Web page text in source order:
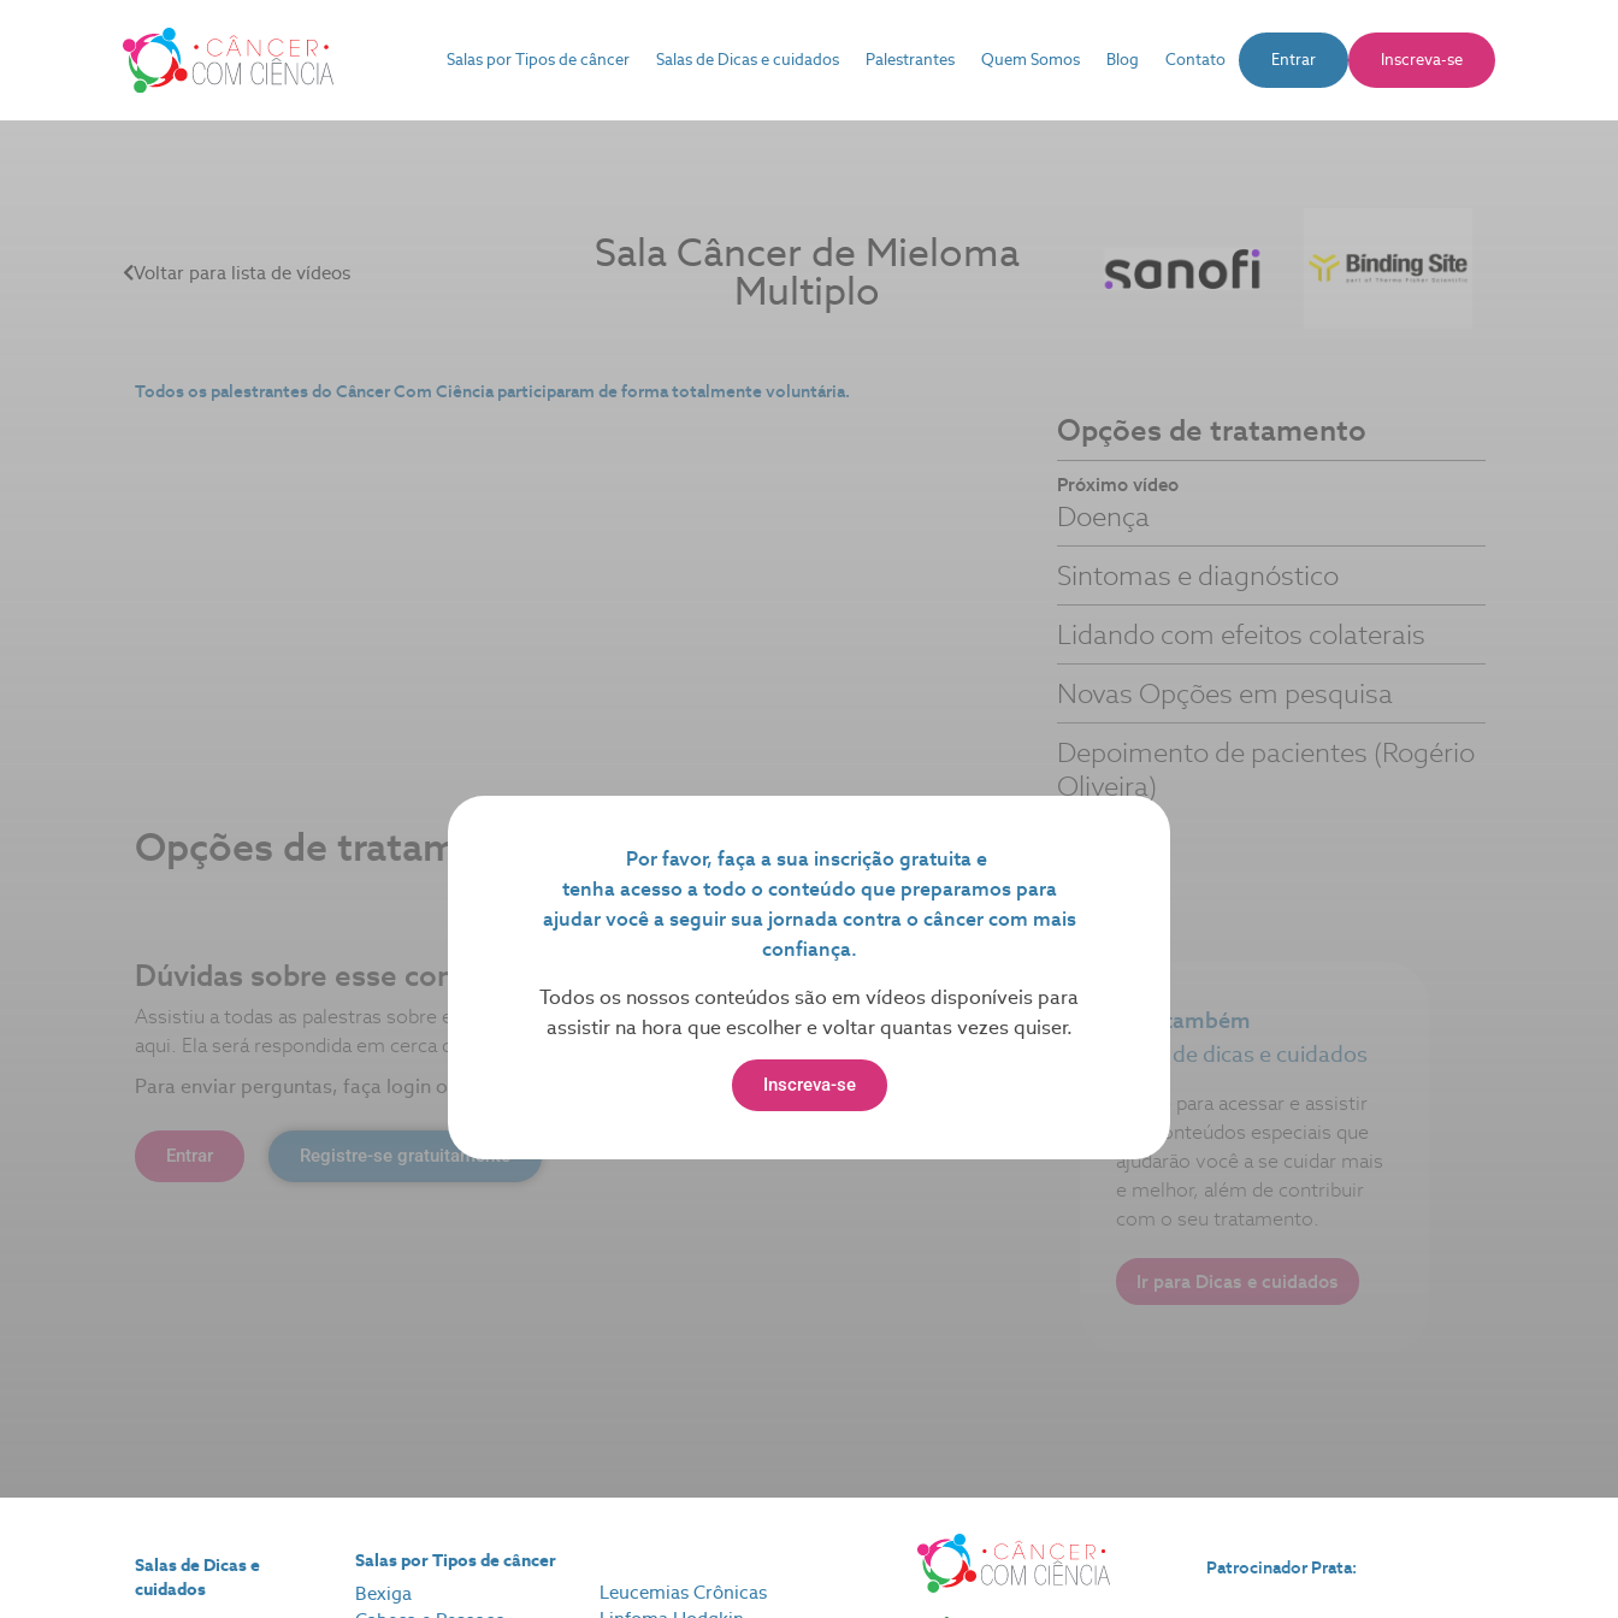
Salas por Tipos de câncer Salas de Dicas e cuidados Palestrantes Quem Somos Blog Contato Entrar Inscreva-se
Voltar para lista de vídeos Sala Câncer de Mieloma
Multiplo
Todos os palestrantes do Câncer Com Ciência participaram de forma totalmente voluntária.
Opções de tratamento
Próximo vídeo
Doença
Sintomas e diagnóstico
Lidando com efeitos colaterais
Novas Opções em pesquisa
Depoimento de pacientes (Rogério
Oliveira)
Opções de tratamento Ângelo Maiolino
Dúvidas sobre esse conteúdo?
Assistiu a todas as palestras sobre esse tipo de câncer e ainda tem dúvida? Mande sua pergunta
aqui. Ela será respondida em cerca de 24 horas.
Para enviar perguntas, faça login ou crie sua conta gratuitamente:
Entrar Registre-se gratuitamente
Veja também
Salas de dicas e cuidados
Clique para acessar e assistir
aos conteúdos especiais que
ajudarão você a se cuidar mais
e melhor, além de contribuir
com o seu tratamento.
Ir para Dicas e cuidados
Por favor, faça a sua inscrição gratuita e
tenha acesso a todo o conteúdo que preparamos para
ajudar você a seguir sua jornada contra o câncer com mais
confiança.
Todos os nossos conteúdos são em vídeos disponíveis para
assistir na hora que escolher e voltar quantas vezes quiser.
Inscreva-se
Salas de Dicas e
cuidados
Salas por Tipos de câncer
Bexiga
Leucemias Crônicas
Patrocinador Prata: